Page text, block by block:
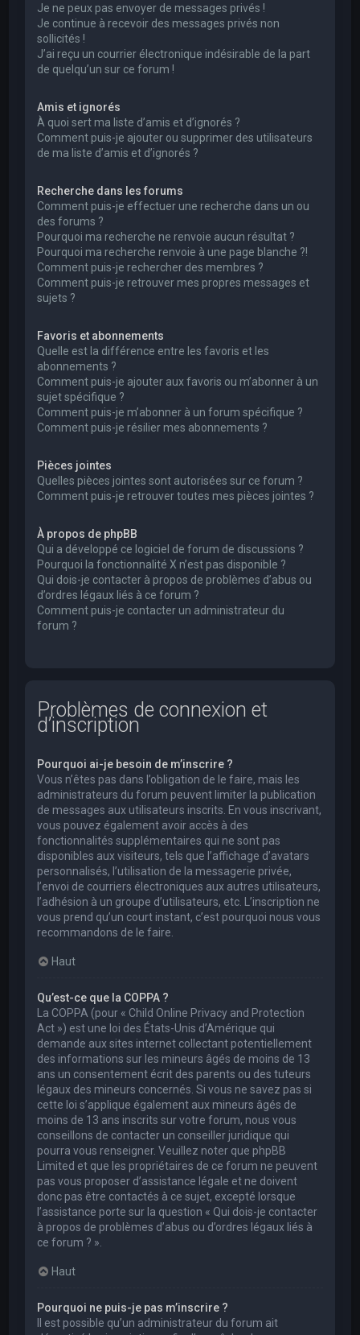
Je ne peux pas envoyer de messages privés !
Je continue à recevoir des messages privés non
sollicités !
J’ai reçu un courrier électronique indésirable de la part
de quelqu’un sur ce forum !
Amis et ignorés
À quoi sert ma liste d’amis et d’ignorés ?
Comment puis-je ajouter ou supprimer des utilisateurs
de ma liste d’amis et d’ignorés ?
Recherche dans les forums
Comment puis-je effectuer une recherche dans un ou
des forums ?
Pourquoi ma recherche ne renvoie aucun résultat ?
Pourquoi ma recherche renvoie à une page blanche ?!
Comment puis-je rechercher des membres ?
Comment puis-je retrouver mes propres messages et
sujets ?
Favoris et abonnements
Quelle est la différence entre les favoris et les
abonnements ?
Comment puis-je ajouter aux favoris ou m’abonner à un
sujet spécifique ?
Comment puis-je m’abonner à un forum spécifique ?
Comment puis-je résilier mes abonnements ?
Pièces jointes
Quelles pièces jointes sont autorisées sur ce forum ?
Comment puis-je retrouver toutes mes pièces jointes ?
À propos de phpBB
Qui a développé ce logiciel de forum de discussions ?
Pourquoi la fonctionnalité X n’est pas disponible ?
Qui dois-je contacter à propos de problèmes d’abus ou
d’ordres légaux liés à ce forum ?
Comment puis-je contacter un administrateur du
forum ?
Problèmes de connexion et
d’inscription
Pourquoi ai-je besoin de m’inscrire ?
Vous n’êtes pas dans l’obligation de le faire, mais les
administrateurs du forum peuvent limiter la publication
de messages aux utilisateurs inscrits. En vous inscrivant,
vous pouvez également avoir accès à des
fonctionnalités supplémentaires qui ne sont pas
disponibles aux visiteurs, tels que l’affichage d’avatars
personnalisés, l’utilisation de la messagerie privée,
l’envoi de courriers électroniques aux autres utilisateurs,
l’adhésion à un groupe d’utilisateurs, etc. L’inscription ne
vous prend qu’un court instant, c’est pourquoi nous vous
recommandons de le faire.
Haut
Qu’est-ce que la COPPA ?
La COPPA (pour « Child Online Privacy and Protection
Act ») est une loi des États-Unis d’Amérique qui
demande aux sites internet collectant potentiellement
des informations sur les mineurs âgés de moins de 13
ans un consentement écrit des parents ou des tuteurs
légaux des mineurs concernés. Si vous ne savez pas si
cette loi s’applique également aux mineurs âgés de
moins de 13 ans inscrits sur votre forum, nous vous
conseillons de contacter un conseiller juridique qui
pourra vous renseigner. Veuillez noter que phpBB
Limited et que les propriétaires de ce forum ne peuvent
pas vous proposer d’assistance légale et ne doivent
donc pas être contactés à ce sujet, excepté lorsque
l’assistance porte sur la question « Qui dois-je contacter
à propos de problèmes d’abus ou d’ordres légaux liés à
ce forum ? ».
Haut
Pourquoi ne puis-je pas m’inscrire ?
Il est possible qu’un administrateur du forum ait